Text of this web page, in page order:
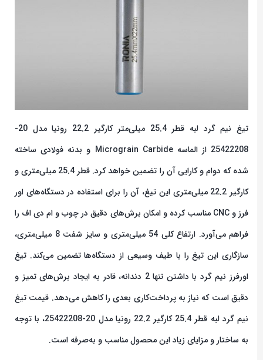
تیغ نیم گرد لبه قطر 25.4 میلی‌متر کارگیر 22.2 رونیا مدل 20-
25422208 از الماسه Micrograin Carbide و بدنه فولادی ساخته
شده که دوام و کارایی آن را تضمین خواهد کرد. قطر 25.4 میلی‌متری و
کارگیر 22.2 میلی‌متری این تیغ، آن را برای استفاده در دستگاه‌های اور
فرز و CNC مناسب کرده و امکان برش‌های دقیق در چوب و ام دی اف را
فراهم می‌آورد. ارتفاع کلی 54 میلی‌متری و سایز شفت 8 میلی‌متری،
سازگاری این تیغ را با طیف وسیعی از دستگاه‌ها تضمین می‌کند. تیغ
اورفرز نیم گرد با داشتن تنها 2 دندانه، قادر به ایجاد برش‌های تمیز و
دقیق است که نیاز به پرداخت‌کاری بعدی را کاهش می‌دهد. قیمت تیغ
نیم گرد لبه قطر 25.4 کارگیر 22.2 رونیا مدل 20-25422208، با توجه
به ساختار و مزایای زیاد این محصول مناسب و به‌صرفه است.